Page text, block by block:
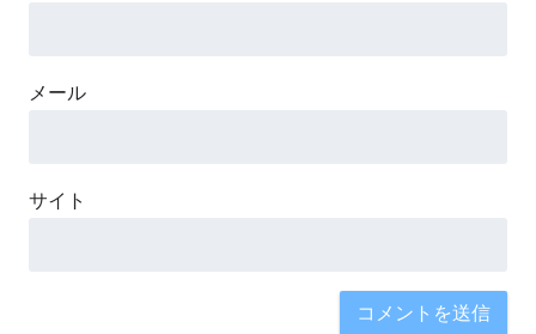
メール
サイト